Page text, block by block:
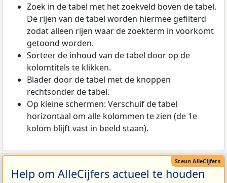
Zoek in de tabel met het zoekveld boven de tabel.
De rijen van de tabel worden hiermee gefilterd
zodat alleen rijen waar de zoekterm in voorkomt
getoond worden.
Sorteer de inhoud van de tabel door op de
kolomtitels te klikken.
Blader door de tabel met de knoppen
rechtsonder de tabel.
Op kleine schermen: Verschuif de tabel
horizontaal om alle kolommen te zien (de 1e
kolom blijft vast in beeld staan).
Help om AlleCijfers actueel te houden